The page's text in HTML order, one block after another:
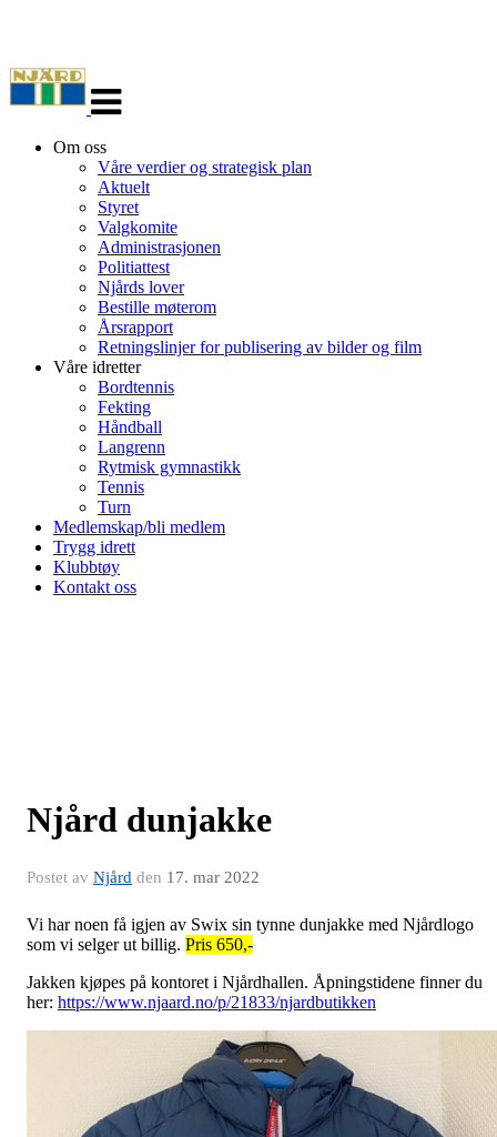
navigasjon
Om oss
Våre verdier og strategisk plan
Aktuelt
Styret
Valgkomite
Administrasjonen
Politiattest
Njårds lover
Bestille møterom
Årsrapport
Retningslinjer for publisering av bilder og film
Våre idretter
Bordtennis
Fekting
Håndball
Langrenn
Rytmisk gymnastikk
Tennis
Turn
Medlemskap/bli medlem
Trygg idrett
Klubbtøy
Kontakt oss
Njård dunjakke
Postet av Njård den 17. mar 2022
Vi har noen få igjen av Swix sin tynne dunjakke med Njårdlogo
som vi selger ut billig. Pris 650,-
Jakken kjøpes på kontoret i Njårdhallen. Åpningstidene finner du
her: https://www.njaard.no/p/21833/njardbutikken